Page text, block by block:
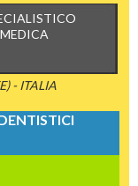
- ITALIA